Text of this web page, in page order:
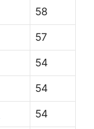
58
57
54
54
54